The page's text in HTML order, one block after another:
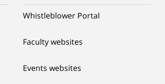
Whistleblower Portal
Faculty websites
Events websites